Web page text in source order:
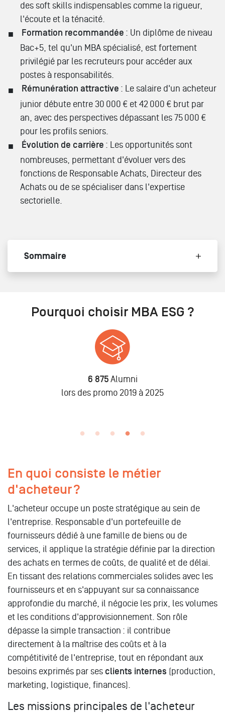
des soft skills indispensables comme la rigueur,
l'écoute et la ténacité.
Formation recommandée : Un diplôme de niveau
Bac+5, tel qu'un MBA spécialisé, est fortement
privilégié par les recruteurs pour accéder aux
postes à responsabilités.
Rémunération attractive : Le salaire d'un acheteur
junior débute entre 30 000 € et 42 000 € brut par
an, avec des perspectives dépassant les 75 000 €
pour les profils seniors.
Évolution de carrière : Les opportunités sont
nombreuses, permettant d'évoluer vers des
fonctions de Responsable Achats, Directeur des
Achats ou de se spécialiser dans l'expertise
sectorielle.
Sommaire
Pourquoi choisir MBA ESG ?
6 875 Alumni
lors des promo 2019 à 2025
En quoi consiste le métier
d'acheteur ?
L'acheteur occupe un poste stratégique au sein de
l'entreprise. Responsable d'un portefeuille de
fournisseurs dédié à une famille de biens ou de
services, il applique la stratégie définie par la direction
des achats en termes de coûts, de qualité et de délai.
En tissant des relations commerciales solides avec les
fournisseurs et en s'appuyant sur sa connaissance
approfondie du marché, il négocie les prix, les volumes
et les conditions d'approvisionnement. Son rôle
dépasse la simple transaction : il contribue
directement à la maîtrise des coûts et à la
compétitivité de l'entreprise, tout en répondant aux
besoins exprimés par ses clients internes (production,
marketing, logistique, finances).
Les missions principales de l'acheteur